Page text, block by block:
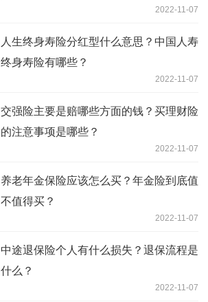
2022-11-07
人生终身寿险分红型什么意思？中国人寿
终身寿险有哪些？
2022-11-07
交强险主要是赔哪些方面的钱？买理财险
的注意事项是哪些？
2022-11-07
养老年金保险应该怎么买？年金险到底值
不值得买？
2022-11-07
中途退保险个人有什么损失？退保流程是
什么？
2022-11-07